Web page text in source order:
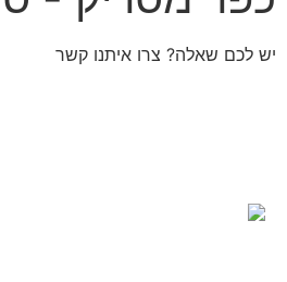
יש לכם שאלה? צרו איתנו קשר